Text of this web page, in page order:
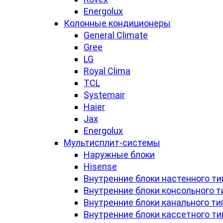
Energolux
Колонные кондиционеры
General Climate
Gree
LG
Royal Clima
TCL
Systemair
Haier
Jax
Energolux
Мультисплит-системы
Наружные блоки
Hisense
Внутренние блоки настенного
Внутренние блоки консольного
Внутренние блоки канального
Внутренние блоки кассетного